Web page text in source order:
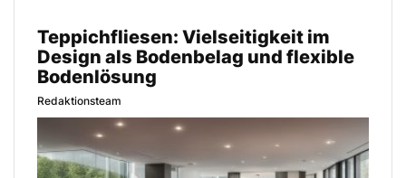
Teppichfliesen: Vielseitigkeit im
Design als Bodenbelag und flexible
Bodenlösung
Redaktionsteam